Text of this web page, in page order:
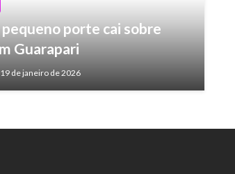
porte cai sobre
Guarapari
19 de janeiro de 2026